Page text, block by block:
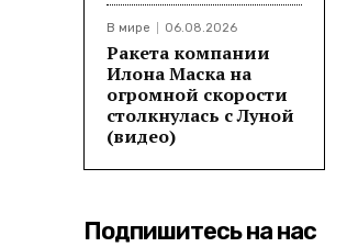
В мире 06.08.2026
Ракета компании
Илона Маска на
огромной скорости
столкнулась с Луной
(видео)
Подпишитесь на нас